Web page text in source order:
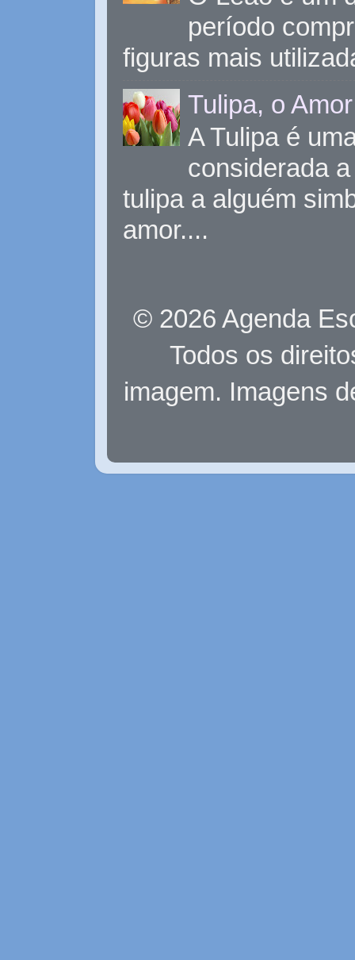
período
figuras mais
Tulipa, o
A Tulipa é
considerada
tulipa a alguém
amor....
© 2026 Agenda
Todos os
imagem. Imagens